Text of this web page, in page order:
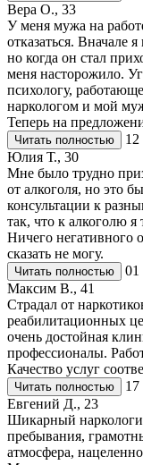
Вера О., 33
У меня мужа на
отказаться. Вначале
но когда он стал
меня насторожило.
психологу,
наркологом и мой
Теперь на
Читать полностью
12
Юлия Т., 30
Мне было трудно
от алкоголя, но это
консультации к
так, что к алкоголю я
Ничего негативного
сказать не могу.
Читать полностью
01
Максим В., 41
Страдал от
реабилитационных
очень достойная
профессионалы.
Качество услуг
Читать полностью
17
Евгений Д., 23
Шикарный
пребывания,
атмосфера,